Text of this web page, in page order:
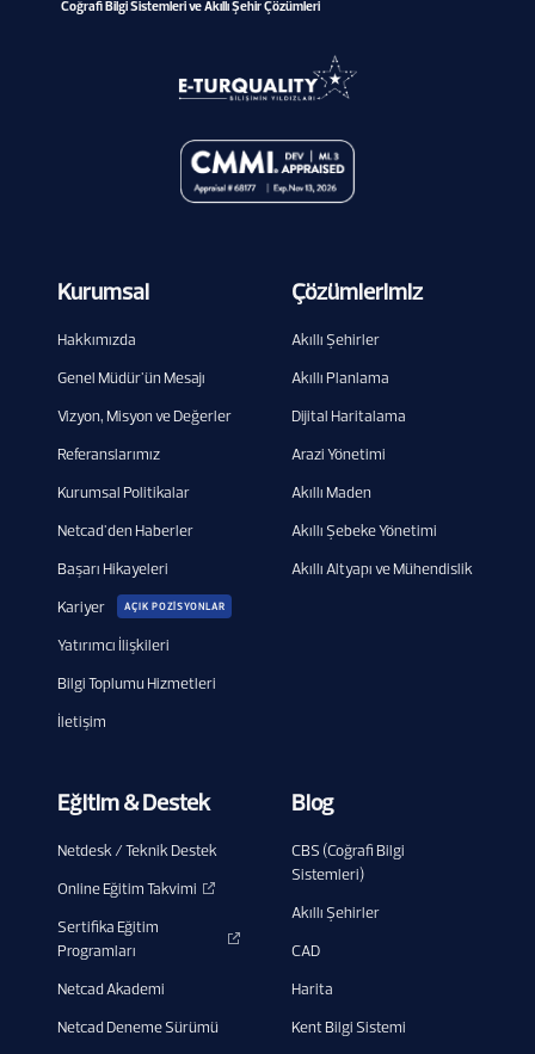
Coğrafi Bilgi Sistemleri ve Akıllı Şehir Çözümleri
Kurumsal
Hakkımızda
Genel Müdür'ün Mesajı
Vizyon, Misyon ve Değerler
Referanslarımız
Kurumsal Politikalar
Netcad'den Haberler
Başarı Hikayeleri
Kariyer
AÇIK POZİSYONLAR
Yatırımcı İlişkileri
Bilgi Toplumu Hizmetleri
İletişim
Çözümlerimiz
Akıllı Şehirler
Akıllı Planlama
Dijital Haritalama
Arazi Yönetimi
Akıllı Maden
Akıllı Şebeke Yönetimi
Akıllı Altyapı ve Mühendislik
Eğitim & Destek
Netdesk / Teknik Destek
Online Eğitim Takvimi
Sertifika Eğitim
Programları
Netcad Akademi
Netcad Deneme Sürümü
Blog
CBS (Coğrafi Bilgi
Sistemleri)
Akıllı Şehirler
CAD
Harita
Kent Bilgi Sistemi